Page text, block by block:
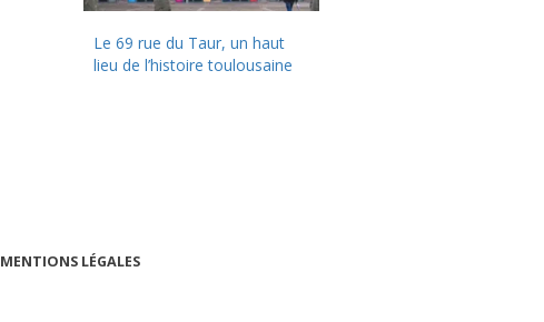
Le 69 rue du Taur, un haut
lieu de l’histoire toulousaine
MENTIONS LÉGALES